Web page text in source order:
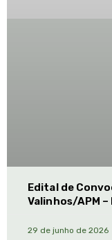
Edital de
Valinhos/APM
29 de junho de 2026